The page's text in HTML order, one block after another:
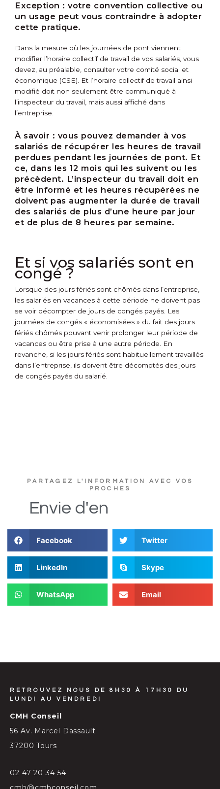
Exception : votre convention collective ou
un usage peut vous contraindre à adopter
cette pratique.
Dans la mesure où les journées de pont viennent
modifier l’horaire collectif de travail de vos salariés, vous
devez, au préalable, consulter votre comité social et
économique (CSE). Et l’horaire collectif de travail ainsi
modifié doit non seulement être communiqué à
l’inspecteur du travail, mais aussi affiché dans
l’entreprise.
À savoir : vous pouvez demander à vos
salariés de récupérer les heures de travail
perdues pendant les journées de pont. Et
ce, dans les 12 mois qui les suivent ou les
précèdent. L’inspecteur du travail doit en
être informé et les heures récupérées ne
doivent pas augmenter la durée de travail
des salariés de plus d’une heure par jour
et de plus de 8 heures par semaine.
Et si vos salariés sont en
congé ?
Lorsque des jours fériés sont chômés dans l’entreprise,
les salariés en vacances à cette période ne doivent pas
se voir décompter de jours de congés payés. Les
journées de congés « économisées » du fait des jours
fériés chômés pouvant venir prolonger leur période de
vacances ou être prise à une autre période. En
revanche, si les jours fériés sont habituellement travaillés
dans l’entreprise, ils doivent être décomptés des jours
de congés payés du salarié.
PARTAGEZ L'INFORMATION AVEC VOS
PROCHES
Envie d'en
Facebook Twitter
LinkedIn Skype
WhatsApp Email
RETROUVEZ NOUS DE 8H30 À 17H30 DU
LUNDI AU VENDREDI
CMH Conseil
56 Av. Marcel Dassault
37200 Tours
02 47 20 34 54